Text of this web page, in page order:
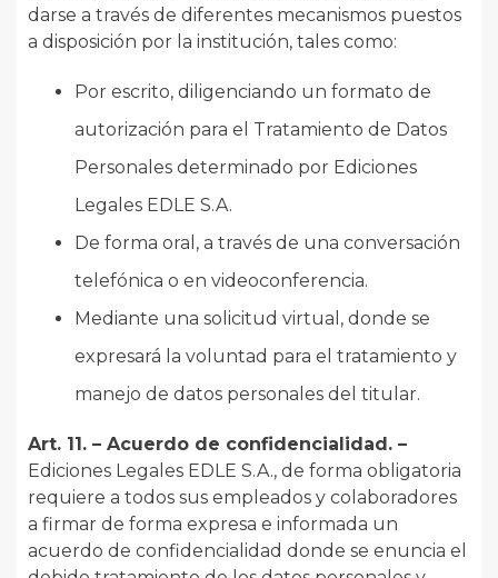
darse a través de diferentes mecanismos puestos
a disposición por la institución, tales como:
Por escrito, diligenciando un formato de
autorización para el Tratamiento de Datos
Personales determinado por Ediciones
Legales EDLE S.A.
De forma oral, a través de una conversación
telefónica o en videoconferencia.
Mediante una solicitud virtual, donde se
expresará la voluntad para el tratamiento y
manejo de datos personales del titular.
Art. 11. – Acuerdo de confidencialidad. –
Ediciones Legales EDLE S.A., de forma obligatoria
requiere a todos sus empleados y colaboradores
a firmar de forma expresa e informada un
acuerdo de confidencialidad donde se enuncia el